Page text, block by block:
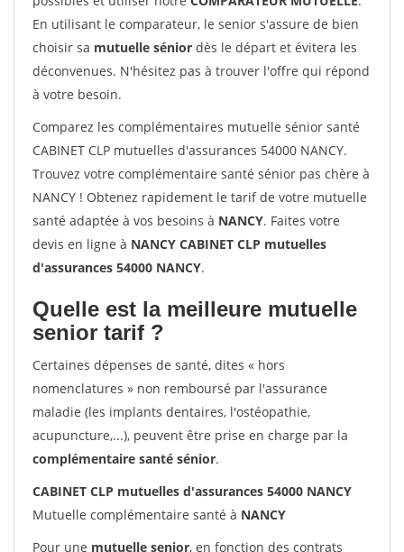
En utilisant le comparateur, le senior s'assure de bien
choisir sa mutuelle sénior dès le départ et évitera les
déconvenues. N'hésitez pas à trouver l'offre qui répond
à votre besoin.
Comparez les complémentaires mutuelle sénior santé
CABINET CLP mutuelles d'assurances 54000 NANCY.
Trouvez votre complémentaire santé sénior pas chère à
NANCY ! Obtenez rapidement le tarif de votre mutuelle
santé adaptée à vos besoins à NANCY. Faites votre
devis en ligne à NANCY CABINET CLP mutuelles
d'assurances 54000 NANCY.
Quelle est la meilleure mutuelle
senior tarif ?
Certaines dépenses de santé, dites « hors
nomenclatures » non remboursé par l'assurance
maladie (les implants dentaires, l'ostéopathie,
acupuncture,...), peuvent être prise en charge par la
complémentaire santé sénior.
CABINET CLP mutuelles d'assurances 54000 NANCY
Mutuelle complémentaire santé à NANCY
Pour une mutuelle senior, en fonction des contrats